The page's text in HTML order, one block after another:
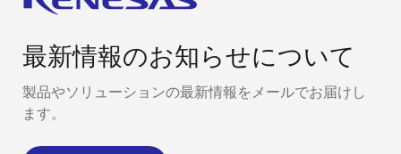
最新情報のお知らせについて
製品やソリューションの最新情報をメールでお届けし
ます。